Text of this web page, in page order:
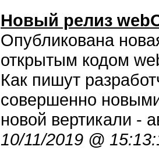
Новый релиз
Опубликована
открытым кодом
Как пишут
совершенно
новой вертикали -
10/11/2019 @